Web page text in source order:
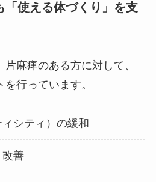
「使える体づくり」を支
麻痺のある方に対して、
行っています。
シティ）の緩和
改善